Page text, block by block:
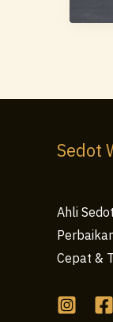
Sedot
Ahli
Cepat &